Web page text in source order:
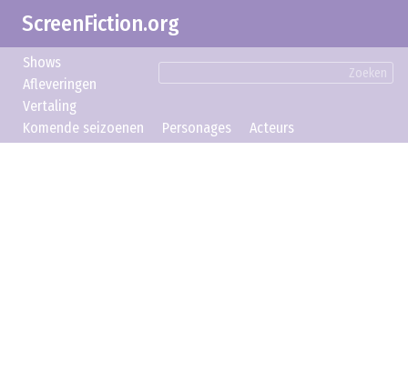
ScreenFiction.org
Zoeken
Shows
Afleveringen
Vertaling
Komende seizoenen
Personages Acteurs